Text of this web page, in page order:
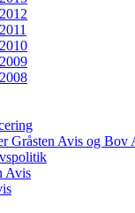
Gråsten Avis og Bov
Avis